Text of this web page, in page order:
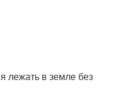
лежать в земле без